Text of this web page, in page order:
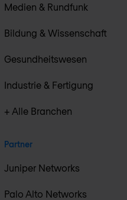
Medien & Rundfunk
Bildung & Wissenschaft
Gesundheitswesen
Industrie & Fertigung
+ Alle Branchen
Partner
Juniper Networks
Palo Alto Networks